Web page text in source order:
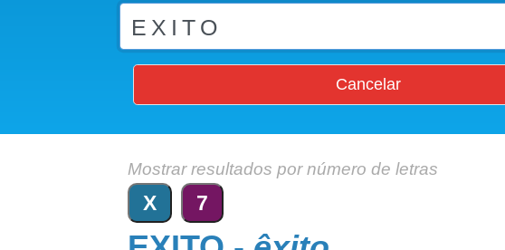
Cancelar
Mostrar resultados por número de letras
X 7